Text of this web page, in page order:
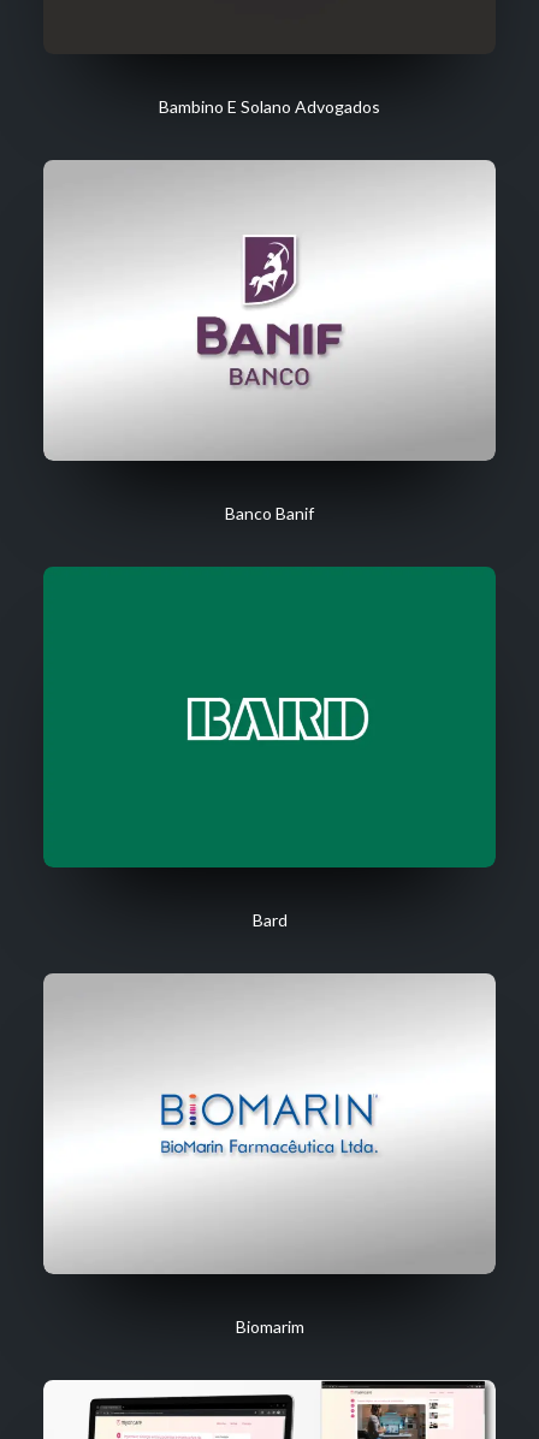
Bambino E Solano Advogados
Banco Banif
Bard
Biomarim